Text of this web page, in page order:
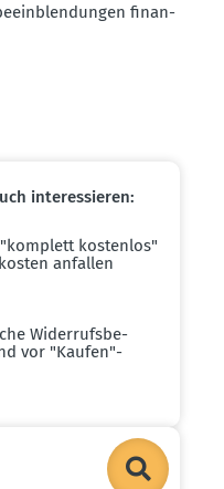
finan­
inter­es­sieren:
kostenlos"
anfallen
Wider­rufs­be­
vor "Kaufen"-